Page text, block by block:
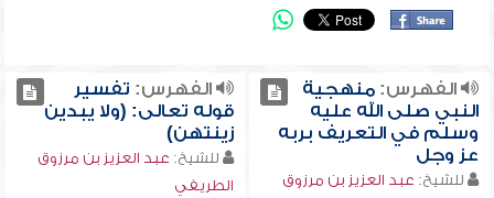
الفهرس:منهجية
النبي صلى الله عليه
وسلم في التعريف بربه
عز وجل
للشيخ: عبد العزيز بن مرزوق
الفهرس: تفسير
قوله تعالى: (ولا يبدين
زينتهن)
للشيخ: عبد العزيز بن مرزوق
الطريفي